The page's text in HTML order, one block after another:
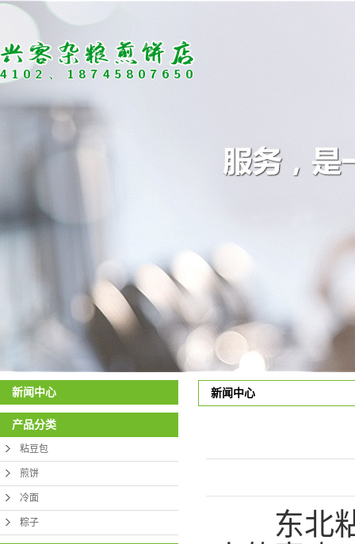
新闻中心
产品分类
粘豆包
煎饼
冷面
粽子
新闻中心
东北粘